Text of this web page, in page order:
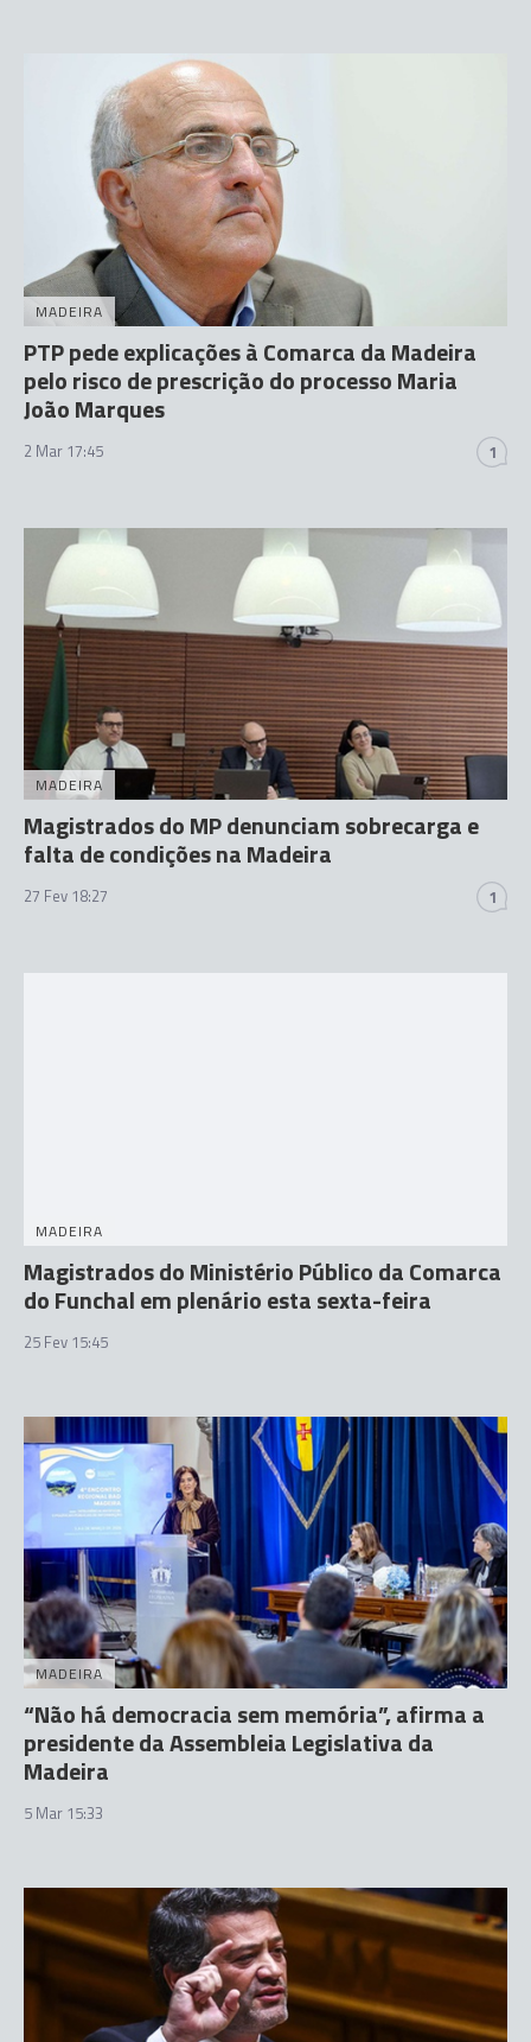
MADEIRA
PTP pede explicações à Comarca da Madeira
pelo risco de prescrição do processo Maria
João Marques
2 Mar 17:45 1
MADEIRA
Magistrados do MP denunciam sobrecarga e
falta de condições na Madeira
27 Fev 18:27 1
MADEIRA
Magistrados do Ministério Público da Comarca
do Funchal em plenário esta sexta-feira
25 Fev 15:45
MADEIRA
“Não há democracia sem memória”, afirma a
presidente da Assembleia Legislativa da
Madeira
5 Mar 15:33